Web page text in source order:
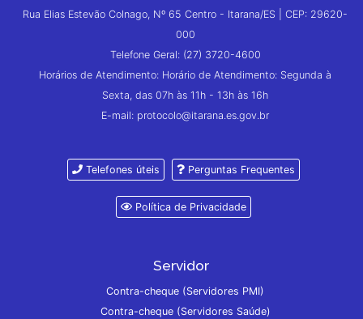
Rua Elias Estevão Colnago, Nº 65 Centro - Itarana/ES | CEP: 29620-
000
Telefone Geral: (27) 3720-4600
Horários de Atendimento: Horário de Atendimento: Segunda à
Sexta, das 07h às 11h - 13h às 16h
E-mail: protocolo@itarana.es.gov.br
Telefones úteis Perguntas Frequentes
Política de Privacidade
Servidor
Contra-cheque (Servidores PMI)
Contra-cheque (Servidores Saúde)